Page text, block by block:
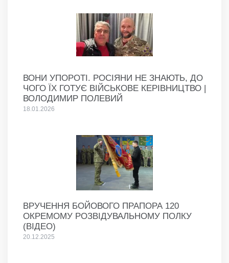
ВОНИ УПОРОТІ. РОСІЯНИ НЕ ЗНАЮТЬ, ДО
ЧОГО ЇХ ГОТУЄ ВІЙСЬКОВЕ КЕРІВНИЦТВО |
ВОЛОДИМИР ПОЛЕВИЙ
18.01.2026
ВРУЧЕННЯ БОЙОВОГО ПРАПОРА 120
ОКРЕМОМУ РОЗВІДУВАЛЬНОМУ ПОЛКУ
(ВІДЕО)
20.12.2025